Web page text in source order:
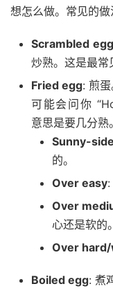
想怎么做。常见的做
Scrambled
炒熟。这是最常
Fried egg: 煎
可能会问你
意思是要几分熟
Sunny-
的。
Over easy
Over
心还是软的。
Over
Boiled egg: 煮